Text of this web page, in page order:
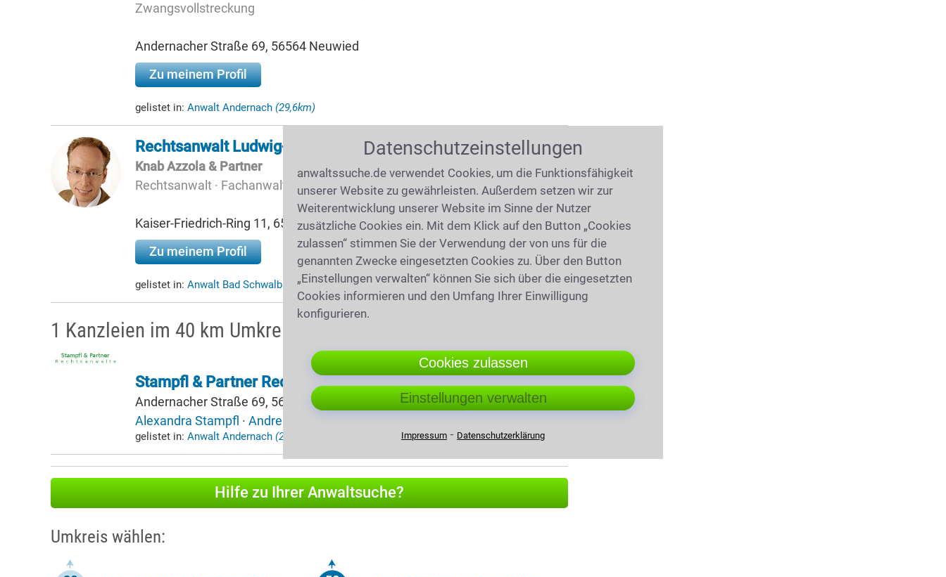
Zwangsvollstreckung
Andernacher Straße 69, 56564 Neuwied
Zu meinem Profil
gelistet in: Anwalt Andernach (29,6km)
Rechtsanwalt Ludwig-Mario Azzola
Knab Azzola & Partner
Rechtsanwalt · Fachanwalt für Arbeitsrecht · Fachanwalt für Insolvenzrecht
Kaiser-Friedrich-Ring 11, 65185 Wiesbaden
Zu meinem Profil
gelistet in: Anwalt Bad Schwalbach(36,99km)
1 Kanzleien im 40 km Umkreis von Montabaur
Stampfl & Partner Rechtsanwälte
Andernacher Straße 69, 56564 Neuwied
Alexandra Stampfl · Andre Stampfl
gelistet in: Anwalt Andernach (29,6km)
Hilfe zu Ihrer Anwaltsuche?
Umkreis wählen:
Datenschutzeinstellungen
anwaltssuche.de verwendet Cookies, um die Funktionsfähigkeit
unserer Website zu gewährleisten. Außerdem setzen wir zur
Weiterentwicklung unserer Website im Sinne der Nutzer
zusätzliche Cookies ein. Mit dem Klick auf den Button „Cookies
zulassen“ stimmen Sie der Verwendung der von uns für die
genannten Zwecke eingesetzten Cookies zu. Über den Button
„Einstellungen verwalten“ können Sie sich über die eingesetzten
Cookies informieren und den Umfang Ihrer Einwilligung
konfigurieren.
Cookies zulassen
Einstellungen verwalten
Impressum ⁃ Datenschutzerklärung